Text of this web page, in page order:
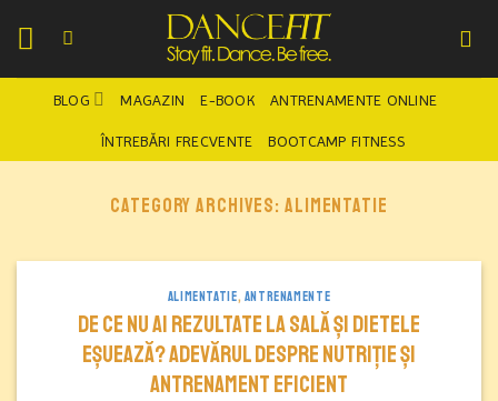
content
BLOG MAGAZIN E-BOOK ANTRENAMENTE ONLINE
ÎNTREBĂRI FRECVENTE BOOTCAMP FITNESS
CATEGORY ARCHIVES:ALIMENTATIE
ALIMENTATIE,ANTRENAMENTE
De ce NU ai rezultate la sală și dietele
eșuează? Adevărul despre nutriție și
antrenament eficient